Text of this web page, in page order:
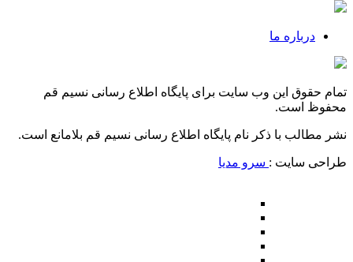
درباره ما
تمام حقوق این وب سایت برای پایگاه اطلاع رسانی نسیم قم
محفوظ است.
نشر مطالب با ذکر نام پایگاه اطلاع رسانی نسیم قم بلامانع است.
طراحی سایت : سرو مدیا